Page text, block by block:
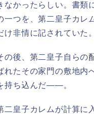
なかったらしい。書類
一つを、第二皇子カレ
け非情に記されていた。
の後、第二皇子自らの
れたその家門の敷地内
持ち込んだ――。
二皇子カレムが計算に